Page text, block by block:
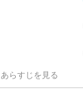
あらすじを見る